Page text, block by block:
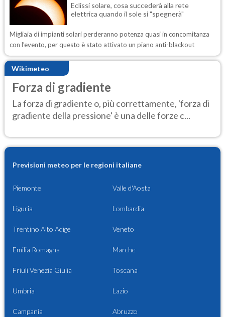
Eclissi solare, cosa succederà alla rete
elettrica quando il sole si "spegnerà"
Migliaia di impianti solari perderanno potenza quasi in concomitanza
con l’evento, per questo è stato attivato un piano anti-blackout
Wikimeteo
Forza di gradiente
La forza di gradiente o, più correttamente, 'forza di
gradiente della pressione' è una delle forze c...
Previsioni meteo per le regioni italiane
Piemonte Valle d'Aosta
Liguria Lombardia
Trentino Alto Adige Veneto
Emilia Romagna Marche
Friuli Venezia Giulia Toscana
Umbria Lazio
Campania Abruzzo